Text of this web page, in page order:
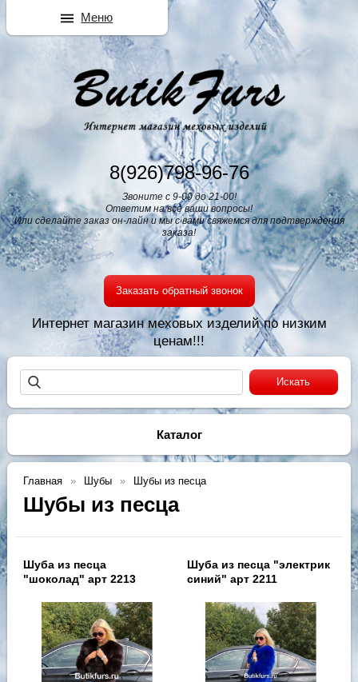
8(926)798-96-76
Звоните с 9-00 до 21-00!
Ответим на все ваши вопросы!
Или сделайте заказ он-лайн и мы с вами свяжемся для подтверждения
заказа!
Заказать обратный звонок
Интернет магазин меховых изделий по низким
ценам!!!
Каталог
Главная Шубы Шубы из песца
Шубы из песца
Шуба из песца
"шоколад" арт 2213
Шуба из песца "электрик
синий" арт 2211
Меню